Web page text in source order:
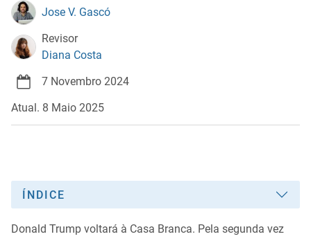
Jose V. Gascó
Revisor
Diana Costa
7 Novembro 2024
Atual. 8 Maio 2025
ÍNDICE
Donald Trump voltará à Casa Branca. Pela segunda vez